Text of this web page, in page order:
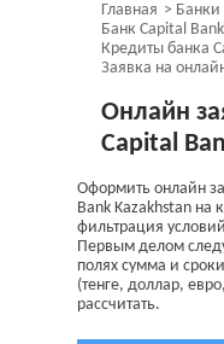
Главная
Банки
Банк Capital
Кредиты банка
Заявка на
Онлайн
Capital
Оформить онлайн
Bank Kazakhstan на
фильтрация
Первым делом
полях сумма и
(тенге, доллар,
рассчитать.